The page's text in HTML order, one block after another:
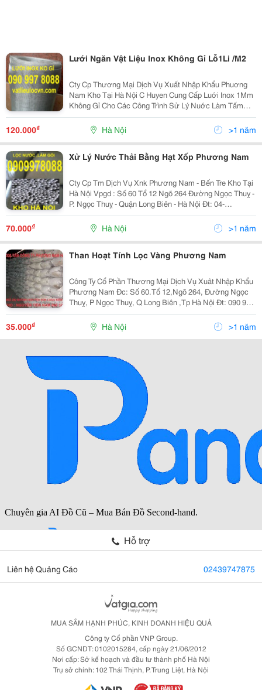
Lưới Ngăn Vật Liệu Inox Không Gỉ Lỗ1Li /M2
Cty Cp Thương Mại Dịch Vụ Xuất Nhập Khẩu Phuơng
Nam Kho Tại Hà Nội C Huyen Cung Cấp Luới Inox 1Mm
Không Gỉ Cho Các Công Trình Sử Lý Nuớc Làm Tấm
Ngăn Các Tầng Vật Liệu Lọc Nuớc 80.000 -120.000/M2
Liên Hệ 090 997 8088 - 090
120.000₫ Hà Nội >1 năm
Xử Lý Nước Thải Bằng Hạt Xốp Phương Nam
Cty Cp Tm Dịch Vụ Xnk Phương Nam - Bến Tre Kho Tại
Hà Nội Vpgd : Số 60 Tổ 12 Ngõ 264 Đường Ngọc Thuỵ -
P. Ngọc Thuỵ - Quận Long Biên - Hà Nội Đt: 04-
38716372 - 090 997 8088 - 090 208 1938 Cung Cấp Số
Lượng Lớn Nguyên Vật Liệu Lọc Nước Trong...
70.000₫ Hà Nội >1 năm
Than Hoạt Tính Lọc Vàng Phương Nam
Công Ty Cổ Phần Thương Mại Dịch Vụ Xuât Nhập Khẩu
Phương Nam Đc: Số 60.Tổ 12,Ngõ 264, Đường Ngọc
Thuỵ, P Ngọc Thuỵ, Q Long Biên ,Tp Hà Nội Đt: 090 997
8088 090 997 8088 - 090 321 4377 Email :
Phuongnamtht@Yahoo.com.vn Website : Vatlieulocphu
35.000₫ Hà Nội >1 năm
Hỗ trợ
Liên hệ Quảng Cáo 02439747875
MUA SẮM HẠNH PHÚC, KINH DOANH HIỆU QUẢ
Công ty Cổ phần VNP Group.
Số GCNDT: 0102015284, cấp ngày 21/06/2012
Nơi cấp: Sở kế hoạch và đầu tư thành phố Hà Nội
Trụ sở chính: 102 Thái Thịnh, P. Trung Liệt, Hà Nội